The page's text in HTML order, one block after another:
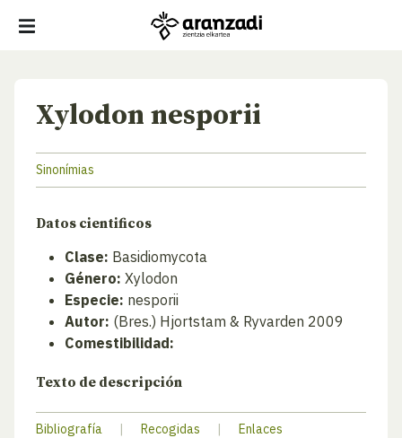
Xylodon nesporii
Sinonímias
Datos cientificos
Clase: Basidiomycota
Género: Xylodon
Especie: nesporii
Autor: (Bres.) Hjortstam & Ryvarden 2009
Comestibilidad:
Texto de descripción
Bibliografía | Recogidas | Enlaces